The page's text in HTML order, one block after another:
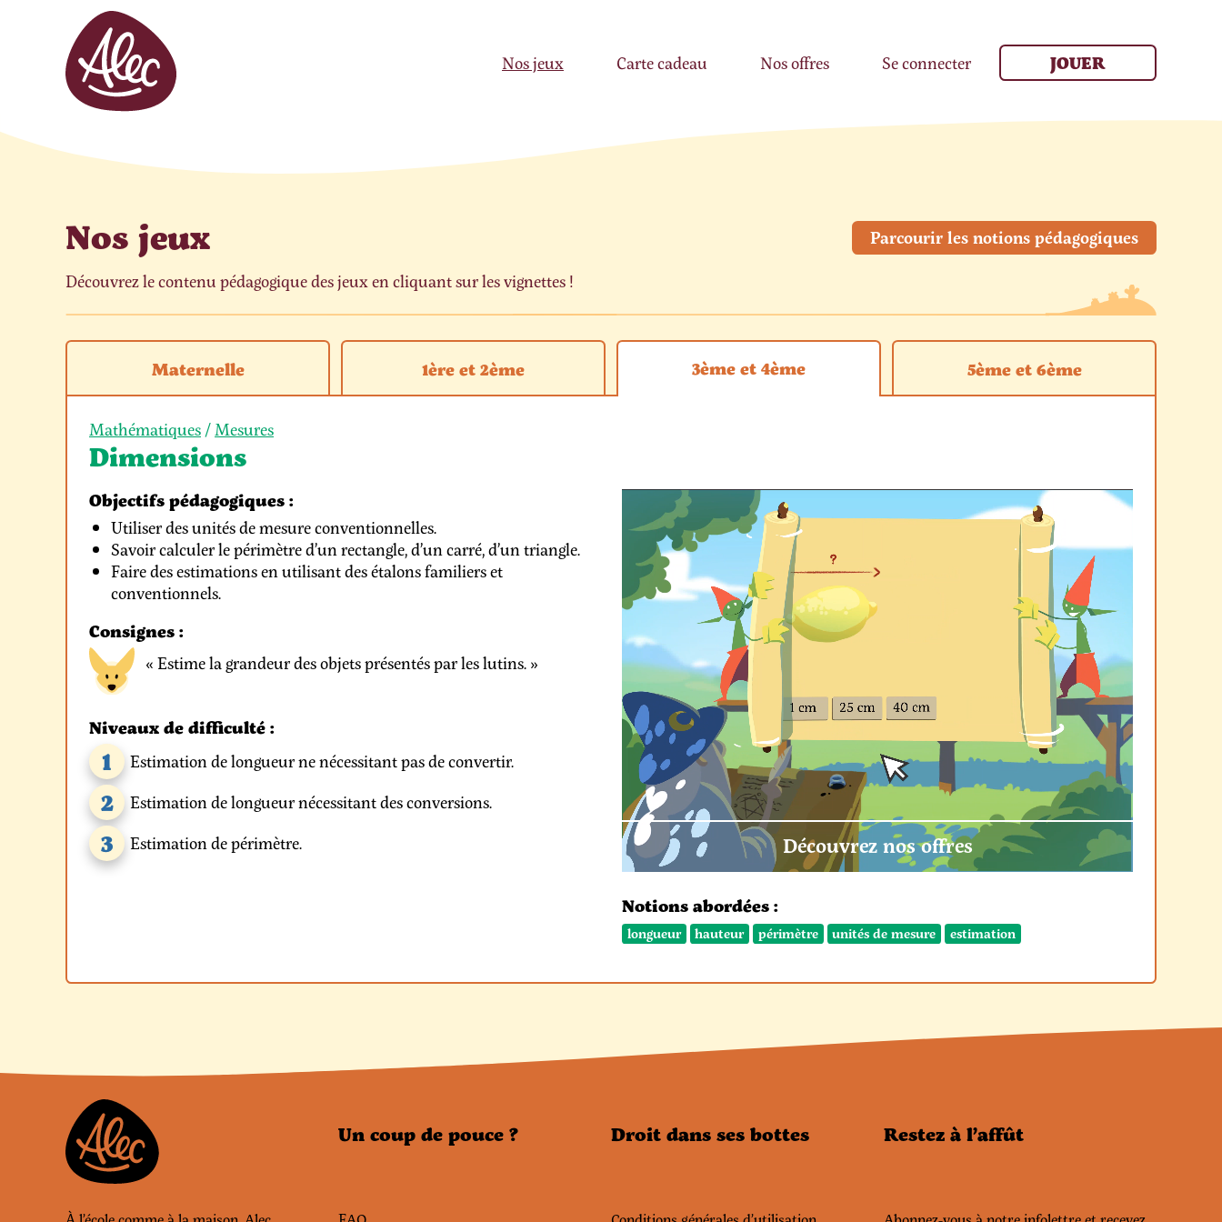
Nos jeux Carte cadeau Nos offres Se connecter JOUER
Nos jeux
Parcourir les notions pédagogiques
Découvrez le contenu pédagogique des jeux en cliquant sur les vignettes !
Maternelle 1ère et 2ème 3ème et 4ème 5ème et 6ème
Mathématiques/Mesures
Dimensions
Objectifs pédagogiques :
Utiliser des unités de mesure conventionnelles.
Savoir calculer le périmètre d’un rectangle, d’un carré, d’un triangle.
Faire des estimations en utilisant des étalons familiers et
conventionnels.
Consignes :
« Estime la grandeur des objets présentés par les lutins. »
Niveaux de difficulté :
1 Estimation de longueur ne nécessitant pas de convertir.
2 Estimation de longueur nécessitant des conversions.
3 Estimation de périmètre. Découvrez nos offres
Notions abordées :
longueur hauteur périmètre unités de mesure estimation
Un coup de pouce ? Droit dans ses bottes Restez à l’affût
Panneau de gestion des cookies